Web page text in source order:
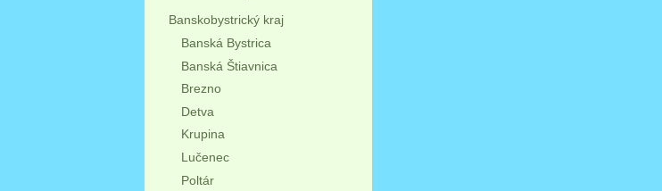
Banskobystrický kraj
Banská Bystrica
Banská Štiavnica
Brezno
Detva
Krupina
Lučenec
Poltár